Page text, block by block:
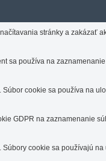
stránky a zakázať
sa používa na
cookie sa používa na
GDPR na zaznamenanie
cookie sa používajú